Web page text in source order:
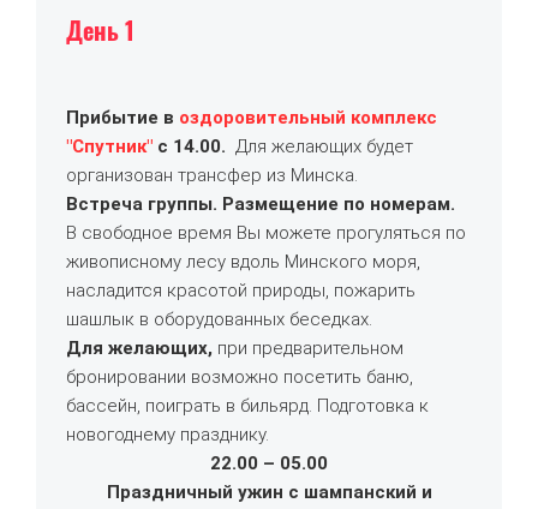
День 1
Прибытие в оздоровительный комплекс
"Спутник" с 14.00. Для желающих будет
организован трансфер из Минска.
Встреча группы. Размещение по номерам.
В свободное время Вы можете прогуляться по
живописному лесу вдоль Минского моря,
насладится красотой природы, пожарить
шашлык в оборудованных беседках.
Для желающих, при предварительном
бронировании возможно посетить баню,
бассейн, поиграть в бильярд. Подготовка к
новогоднему празднику.
22.00 – 05.00
Праздничный ужин с шампанский и